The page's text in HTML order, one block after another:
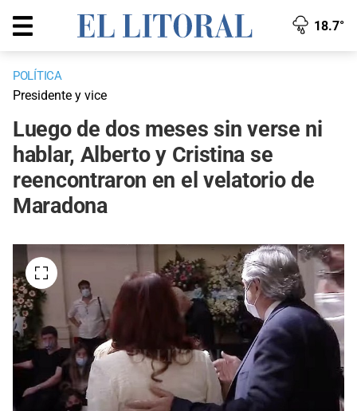
18.7°
POLÍTICA
Presidente y vice
Luego de dos meses sin verse ni
hablar, Alberto y Cristina se
reencontraron en el velatorio de
Maradona